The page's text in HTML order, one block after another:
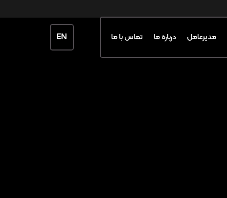
مدیرعامل درباره ما تماس با ما EN